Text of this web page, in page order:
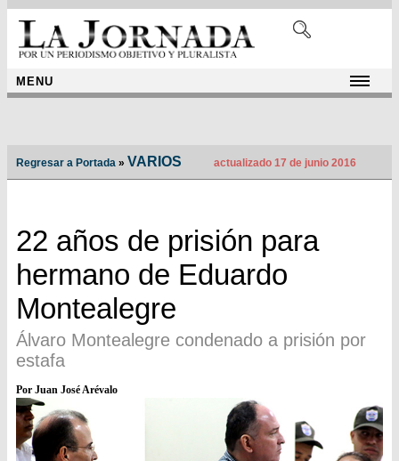
MENU
Regresar a Portada » VARIOS actualizado 17 de junio 2016
22 años de prisión para
hermano de Eduardo
Montealegre
Álvaro Montealegre condenado a prisión por
estafa
Por Juan José Arévalo